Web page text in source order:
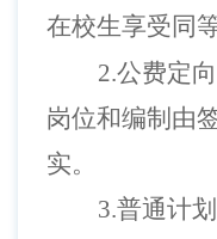
在校生享受同
2.公费定
岗位和编制由
实。
3.普通计